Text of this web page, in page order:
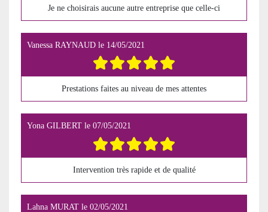
Je ne choisirais aucune autre entreprise que celle-ci
Vanessa RAYNAUD le 14/05/2021
Prestations faites au niveau de mes attentes
Yona GILBERT le 07/05/2021
Intervention très rapide et de qualité
Lahna MURAT le 02/05/2021